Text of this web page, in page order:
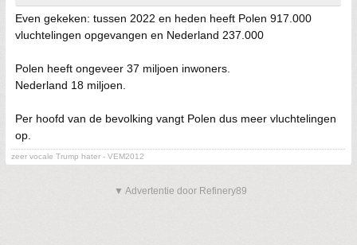
Even gekeken: tussen 2022 en heden heeft Polen 917.000
vluchtelingen opgevangen en Nederland 237.000
Polen heeft ongeveer 37 miljoen inwoners.
Nederland 18 miljoen.
Per hoofd van de bevolking vangt Polen dus meer vluchtelingen
op.
zeer vocale Trump hater - VEM2012
▼ Advertentie door Refinery89